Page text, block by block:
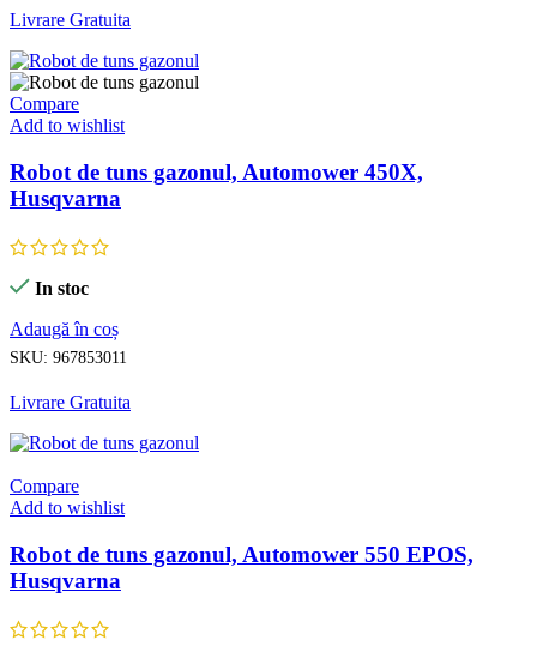
Livrare Gratuita
Compare
Add to wishlist
Robot de tuns gazonul, Automower 450X,
Husqvarna
In stoc
Adaugă în coș
SKU: 967853011
Livrare Gratuita
Compare
Add to wishlist
Robot de tuns gazonul, Automower 550 EPOS,
Husqvarna